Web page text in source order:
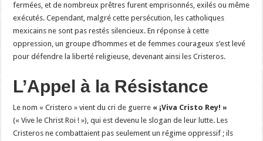
fermées, et de nombreux prêtres furent emprisonnés, exilés ou même
exécutés. Cependant, malgré cette persécution, les catholiques
mexicains ne sont pas restés silencieux. En réponse à cette
oppression, un groupe d’hommes et de femmes courageux s’est levé
pour défendre la liberté religieuse, devenant ainsi les Cristeros.
L’Appel à la Résistance
Le nom « Cristero » vient du cri de guerre « ¡Viva Cristo Rey! »
(« Vive le Christ Roi ! »), qui est devenu le slogan de leur lutte. Les
Cristeros ne combattaient pas seulement un régime oppressif ; ils